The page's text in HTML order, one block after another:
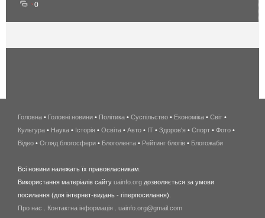
0
беспроводной
интернет
киев
wimax
в
Головна • Головні новини • Політика • Суспільство • Економіка • Світ •
Культура • Наука • Історія • Освіта • Авто • IT • Здоров'я • Спорт • Фото •
Відео • Огляд блогосфери • Блоголента • Рейтинг блогів • Блогожаби
Всі новини належать їх правовласникам.
Використання матеріалів сайту uainfo.org дозволяється за умови
посилання (для інтернет-видань - гіперпосилання).
Про нас
Контактна інформація uainfo.org@gmail.com